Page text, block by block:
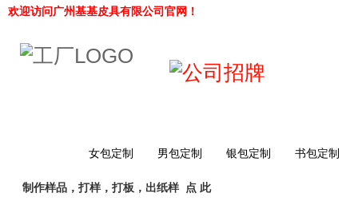
欢迎访问广州基基皮具有限公司官网！
女包定制 男包定制 银包定制 书包定制
工厂简介
制作样品，打样，打板，出纸样 点 此